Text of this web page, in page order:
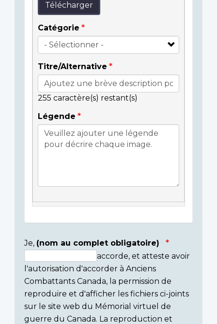
Télécharger
Catégorie
Titre/Alternative
255 caractère(s) restant(s)
Légende
Consent
section
Je, (nom au complet obligatoire)
accorde, et atteste avoir
l'autorisation d'accorder à Anciens
Combattants Canada, la permission de
reproduire et d'afficher les fichiers ci-joints
sur le site web du Mémorial virtuel de
guerre du Canada. La reproduction et